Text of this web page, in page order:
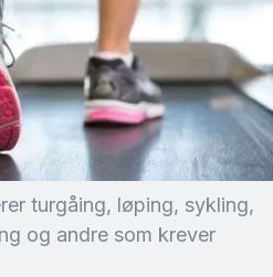
turgåing, løping, sykling,
og andre som krever